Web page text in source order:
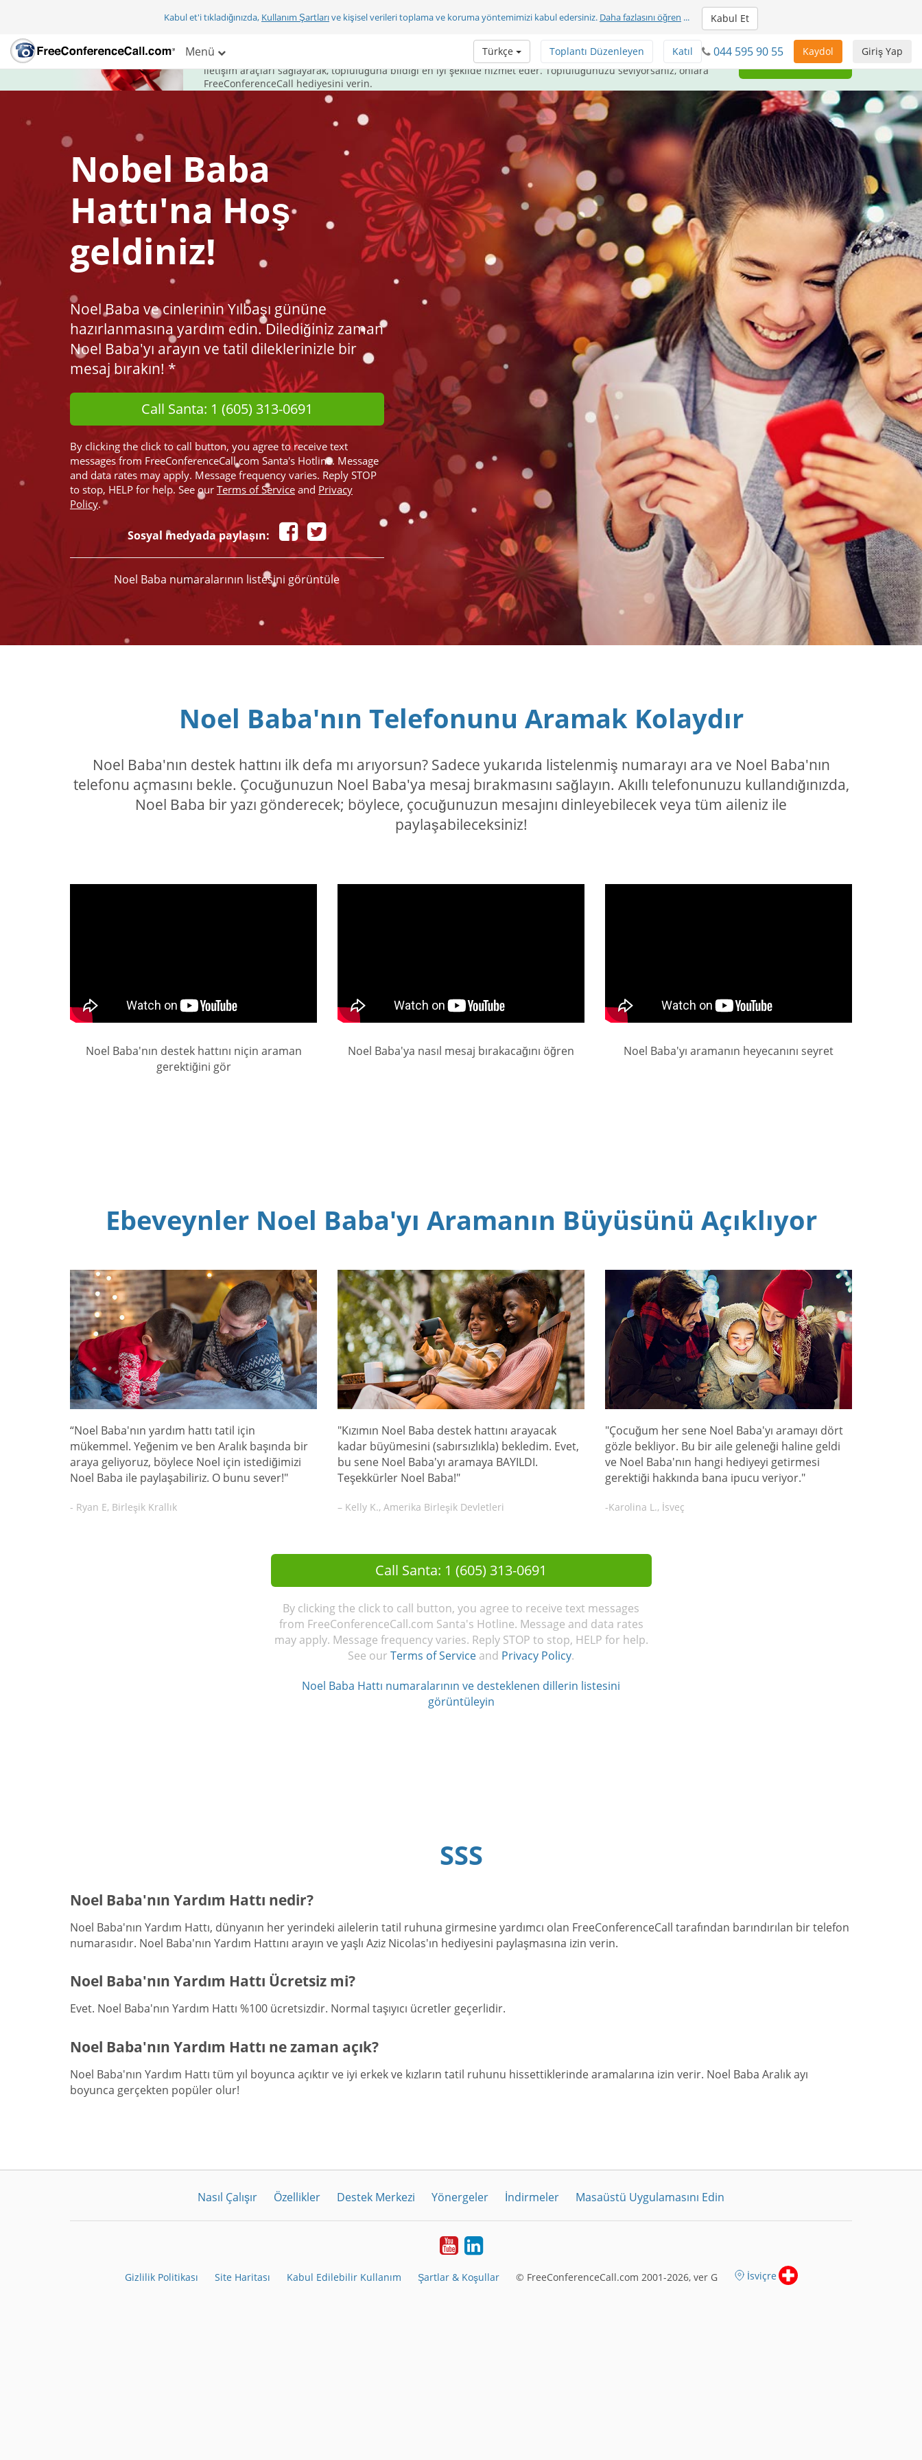
Kabul et'i tıkladığınızda, Kullanım Şartlarıve kişisel verileri toplama ve koruma yöntemimizi kabul edersiniz. Daha fazlasını öğren ... Kabul Et
Menü Giriş Yap
Kaydol
044 595 90 55
Katıl
Toplantı Düzenleyen
Türkçe
Bu bayram, iletişim paketi hediye edin.
FreeConferenceCall.com, öğrencilere, hayır kurumlarına, kar amacı gütmeyen ve dini kuruluşlara ÜCRETSİZ
iletişim araçları sağlayarak, topluluğuna bildiği en iyi şekilde hizmet eder. Topluluğunuzu seviyorsanız, onlara
FreeConferenceCall hediyesini verin.
Geri Ver
Nobel Baba
Hattı'na Hoş
geldiniz!
Noel Baba ve cinlerinin Yılbaşı gününe
hazırlanmasına yardım edin. Dilediğiniz zaman
Noel Baba'yı arayın ve tatil dileklerinizle bir
mesaj bırakın! *
Call Santa: 1 (605) 313-0691
By clicking the click to call button, you agree to receive text
messages from FreeConferenceCall.com Santa's Hotline. Message
and data rates may apply. Message frequency varies. Reply STOP
to stop, HELP for help. See our Terms of Service and Privacy
Policy.
Sosyal medyada paylaşın:
Noel Baba numaralarının listesini görüntüle
Noel Baba'nın Telefonunu Aramak Kolaydır
Noel Baba'nın destek hattını ilk defa mı arıyorsun? Sadece yukarıda listelenmiş numarayı ara ve Noel Baba'nın
telefonu açmasını bekle. Çocuğunuzun Noel Baba'ya mesaj bırakmasını sağlayın. Akıllı telefonunuzu kullandığınızda,
Noel Baba bir yazı gönderecek; böylece, çocuğunuzun mesajını dinleyebilecek veya tüm aileniz ile
paylaşabileceksiniz!
Noel Baba'nın destek hattını niçin araman
gerektiğini gör
Noel Baba'ya nasıl mesaj bırakacağını öğren Noel Baba'yı aramanın heyecanını seyret
Ebeveynler Noel Baba'yı Aramanın Büyüsünü Açıklıyor
“Noel Baba'nın yardım hattı tatil için
mükemmel. Yeğenim ve ben Aralık başında bir
araya geliyoruz, böylece Noel için istediğimizi
Noel Baba ile paylaşabiliriz. O bunu sever!"
- Ryan E, Birleşik Krallık
"Kızımın Noel Baba destek hattını arayacak
kadar büyümesini (sabırsızlıkla) bekledim. Evet,
bu sene Noel Baba'yı aramaya BAYILDI.
Teşekkürler Noel Baba!"
– Kelly K., Amerika Birleşik Devletleri
"Çocuğum her sene Noel Baba'yı aramayı dört
gözle bekliyor. Bu bir aile geleneği haline geldi
ve Noel Baba'nın hangi hediyeyi getirmesi
gerektiği hakkında bana ipucu veriyor."
-Karolina L., İsveç
Call Santa: 1 (605) 313-0691
By clicking the click to call button, you agree to receive text messages
from FreeConferenceCall.com Santa's Hotline. Message and data rates
may apply. Message frequency varies. Reply STOP to stop, HELP for help.
See our Terms of Service and Privacy Policy.
Noel Baba Hattı numaralarının ve desteklenen dillerin listesini
görüntüleyin
SSS
Noel Baba'nın Yardım Hattı nedir?
Noel Baba'nın Yardım Hattı, dünyanın her yerindeki ailelerin tatil ruhuna girmesine yardımcı olan FreeConferenceCall tarafından barındırılan bir telefon
numarasıdır. Noel Baba'nın Yardım Hattını arayın ve yaşlı Aziz Nicolas'ın hediyesini paylaşmasına izin verin.
Noel Baba'nın Yardım Hattı Ücretsiz mi?
Evet. Noel Baba'nın Yardım Hattı %100 ücretsizdir. Normal taşıyıcı ücretler geçerlidir.
Noel Baba'nın Yardım Hattı ne zaman açık?
Noel Baba'nın Yardım Hattı tüm yıl boyunca açıktır ve iyi erkek ve kızların tatil ruhunu hissettiklerinde aramalarına izin verir. Noel Baba Aralık ayı
boyunca gerçekten popüler olur!
Nasıl Çalışır Özellikler Destek Merkezi Yönergeler İndirmeler Masaüstü Uygulamasını Edin
YoutubeLinkedIn
Gizlilik Politikası Site Haritası Kabul Edilebilir Kullanım Şartlar & Koşullar © FreeConferenceCall.com 2001-2026, ver G İsviçre